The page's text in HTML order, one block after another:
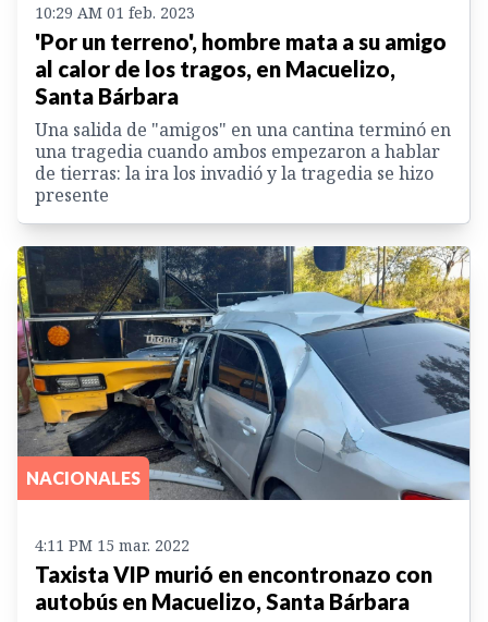
10:29 AM 01 feb. 2023
'Por un terreno', hombre mata a su amigo
al calor de los tragos, en Macuelizo,
Santa Bárbara
Una salida de "amigos" en una cantina terminó en
una tragedia cuando ambos empezaron a hablar
de tierras: la ira los invadió y la tragedia se hizo
presente
NACIONALES
4:11 PM 15 mar. 2022
Taxista VIP murió en encontronazo con
autobús en Macuelizo, Santa Bárbara